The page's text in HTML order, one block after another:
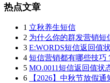
热点文章
1 立秋养生短信
2 为什么你的群发营销短
3 E:WORDS短信返回值
4 短信营销都有哪些技巧
5 MO.0011短信返回值状
6
【2026】中秋节放假通